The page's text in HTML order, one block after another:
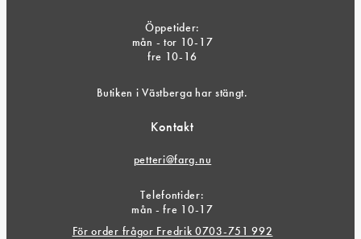
Öppetider:
mån - tor 10-17
fre 10-16
Butiken i Västberga har stängt.
Kontakt
petteri@farg.nu
Telefontider:
mån - fre 10-17
För order frågor Fredrik 0703-751 992